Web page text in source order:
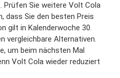
Sie weitere Volt Cola
dass Sie den besten Preis
gilt in Kalenderwoche 30.
vergleichbare Alternativen.
um beim nächsten Mal
Volt Cola wieder reduziert